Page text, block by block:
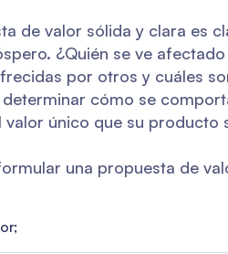
de valor sólida y clara es
¿Quién se ve
por otros y cuáles
cómo se
valor único que su
una propuesta de